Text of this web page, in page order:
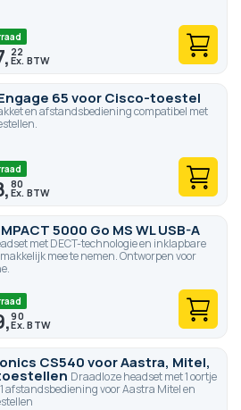
22
65 voor Cisco-toestel
en afstandsbediening compatibel met
80
5000 Go MS WL USB-A
met DECT-technologie en inklapbare
mee te nemen. Ontworpen voor
90
CS540 voor Aastra, Mitel,
Draadloze headset met 1 oortje
afstandsbediening voor Aastra Mitel en